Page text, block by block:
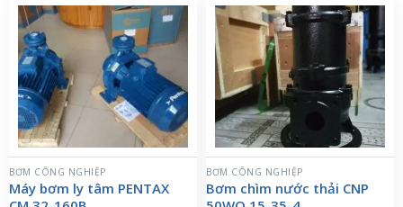
BƠM CÔNG NGHIỆP
Máy bơm ly tâm PENTAX
BƠM CÔNG NGHIỆP
Bơm chìm nước thải CNP